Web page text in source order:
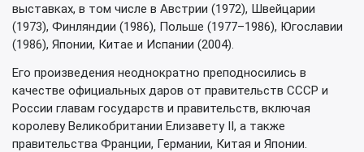
выставках, в том числе в Австрии (1972), Швейцарии
(1973), Финляндии (1986), Польше (1977–1986), Югославии
(1986), Японии, Китае и Испании (2004).
Его произведения неоднократно преподносились в
качестве официальных даров от правительств СССР и
России главам государств и правительств, включая
королеву Великобритании Елизавету II, а также
правительства Франции, Германии, Китая и Японии.